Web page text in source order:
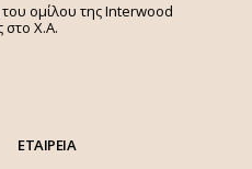
του ομίλου της Interwood
στο Χ.A.
ΕΤΑΙΡΕΙΑ